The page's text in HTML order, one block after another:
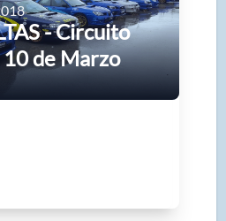
- Circuito
de Marzo